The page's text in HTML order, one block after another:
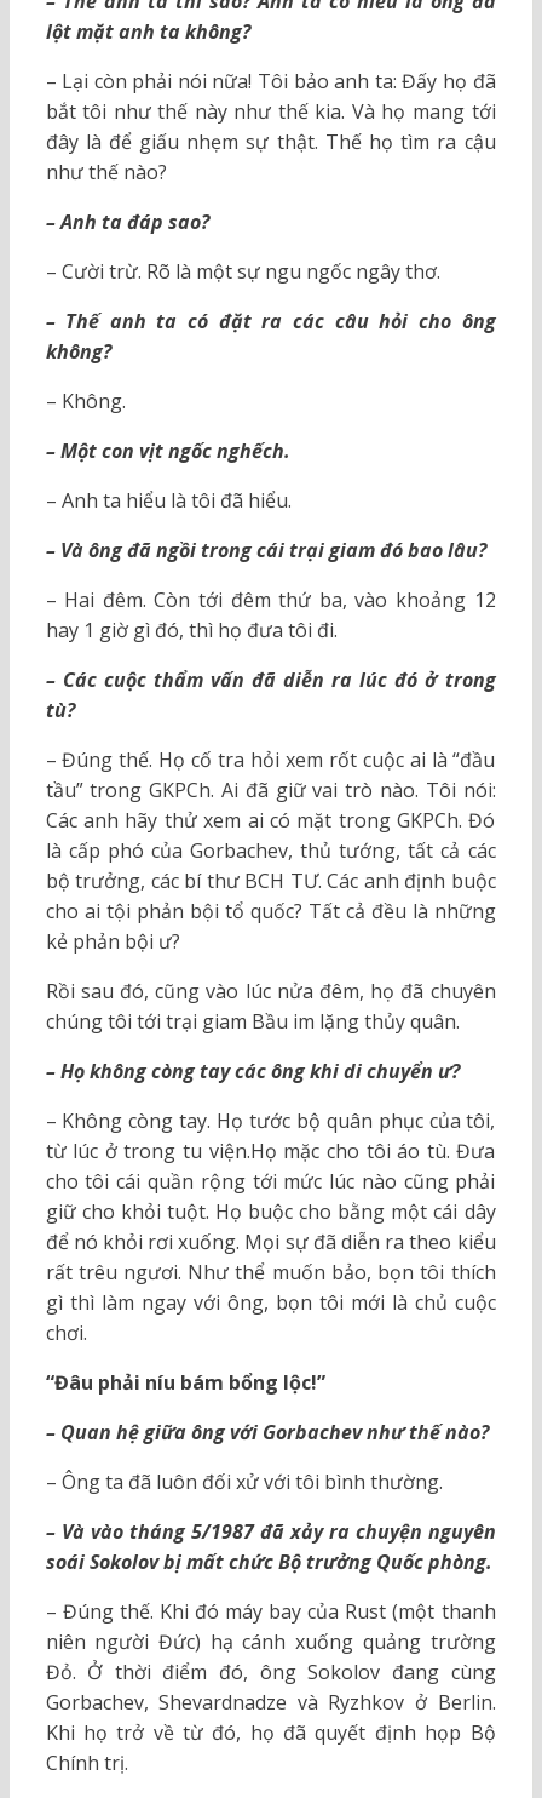
lột mặt anh ta không?
– Lại còn phải nói nữa! Tôi bảo anh ta: Đấy họ đã
bắt tôi như thế này như thế kia. Và họ mang tới
đây là để giấu nhẹm sự thật. Thế họ tìm ra cậu
như thế nào?
– Anh ta đáp sao?
– Cười trừ. Rõ là một sự ngu ngốc ngây thơ.
– Thế anh ta có đặt ra các câu hỏi cho ông
không?
– Không.
– Một con vịt ngốc nghếch.
– Anh ta hiểu là tôi đã hiểu.
– Và ông đã ngồi trong cái trại giam đó bao lâu?
– Hai đêm. Còn tới đêm thứ ba, vào khoảng 12
hay 1 giờ gì đó, thì họ đưa tôi đi.
– Các cuộc thẩm vấn đã diễn ra lúc đó ở trong
tù?
– Đúng thế. Họ cố tra hỏi xem rốt cuộc ai là “đầu
tầu” trong GKPCh. Ai đã giữ vai trò nào. Tôi nói:
Các anh hãy thử xem ai có mặt trong GKPCh. Đó
là cấp phó của Gorbachev, thủ tướng, tất cả các
bộ trưởng, các bí thư BCH TƯ. Các anh định buộc
cho ai tội phản bội tổ quốc? Tất cả đều là những
kẻ phản bội ư?
Rồi sau đó, cũng vào lúc nửa đêm, họ đã chuyên
chúng tôi tới trại giam Bầu im lặng thủy quân.
– Họ không còng tay các ông khi di chuyển ư?
– Không còng tay. Họ tước bộ quân phục của tôi,
từ lúc ở trong tu viện.Họ mặc cho tôi áo tù. Đưa
cho tôi cái quần rộng tới mức lúc nào cũng phải
giữ cho khỏi tuột. Họ buộc cho bằng một cái dây
để nó khỏi rơi xuống. Mọi sự đã diễn ra theo kiểu
rất trêu ngươi. Như thể muốn bảo, bọn tôi thích
gì thì làm ngay với ông, bọn tôi mới là chủ cuộc
chơi.
“Đâu phải níu bám bổng lộc!”
– Quan hệ giữa ông với Gorbachev như thế nào?
– Ông ta đã luôn đối xử với tôi bình thường.
– Và vào tháng 5/1987 đã xảy ra chuyện nguyên
soái Sokolov bị mất chức Bộ trưởng Quốc phòng.
– Đúng thế. Khi đó máy bay của Rust (một thanh
niên người Đức) hạ cánh xuống quảng trường
Đỏ. Ở thời điểm đó, ông Sokolov đang cùng
Gorbachev, Shevardnadze và Ryzhkov ở Berlin.
Khi họ trở về từ đó, họ đã quyết định họp Bộ
Chính trị.